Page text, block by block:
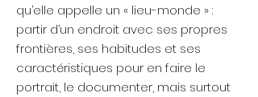
qu’elle appelle un « lieu-monde » :
partir d’un endroit avec ses propres
frontières, ses habitudes et ses
caractéristiques pour en faire le
portrait, le documenter, mais surtout